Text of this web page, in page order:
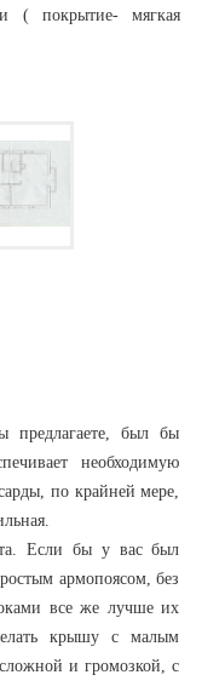
( покрытие- мягкая
предлагаете, был бы
необходимую
по крайней мере,
Если бы у вас был
армопоясом, без
все же лучше их
крышу с малым
и громозкой, с